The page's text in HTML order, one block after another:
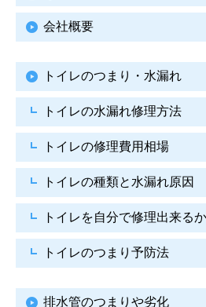
会社概要
トイレのつまり・水漏れ
トイレの水漏れ修理方法
トイレの修理費用相場
トイレの種類と水漏れ原因
トイレを自分で修理出来る
トイレのつまり予防法
排水管のつまりや劣化